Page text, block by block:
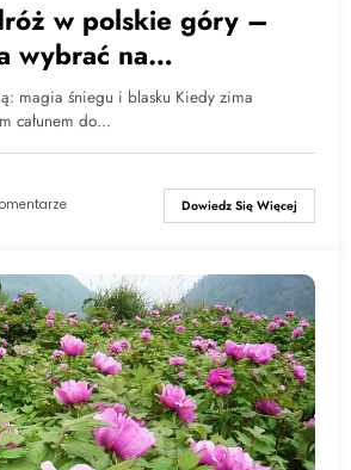
w polskie góry –
wybrać na
magia śniegu i blasku Kiedy zima
całunem do…
Dowiedz Się Więcej